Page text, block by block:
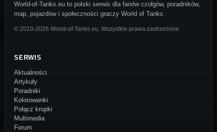
World-of-Tanks.eu to polski serwis dla fanów czołgów, poradników,
map, pojazdów i społeczności graczy World of Tanks.
© 2010-2026 World-of-Tanks.eu. Wszystkie prawa zastrzeżone.
SERWIS
Aktualności
Artykuły
Poradniki
Kolorowanki
Połącz kropki
Multimedia
Forum